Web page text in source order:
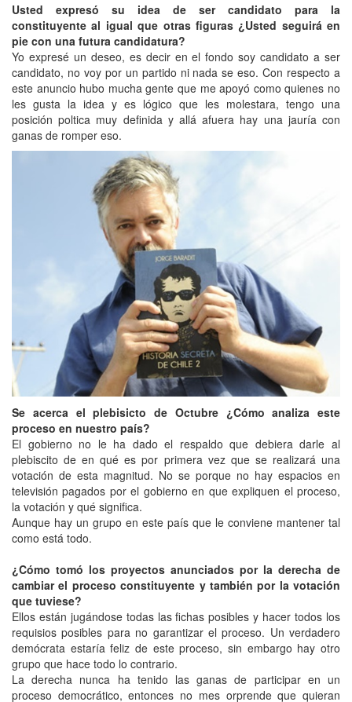
Usted expresó su idea de ser candidato para la
constituyente al igual que otras figuras ¿Usted seguirá en
pie con una futura candidatura?
Yo expresé un deseo, es decir en el fondo soy candidato a ser
candidato, no voy por un partido ni nada se eso. Con respecto a
este anuncio hubo mucha gente que me apoyó como quienes no
les gusta la idea y es lógico que les molestara, tengo una
posición poltica muy definida y allá afuera hay una jauría con
ganas de romper eso.
Se acerca el plebisicto de Octubre ¿Cómo analiza este
proceso en nuestro país?
El gobierno no le ha dado el respaldo que debiera darle al
plebiscito de en qué es por primera vez que se realizará una
votación de esta magnitud. No se porque no hay espacios en
televisión pagados por el gobierno en que expliquen el proceso,
la votación y qué significa.
Aunque hay un grupo en este país que le conviene mantener tal
como está todo.
¿Cómo tomó los proyectos anunciados por la derecha de
cambiar el proceso constituyente y también por la votación
que tuviese?
Ellos están jugándose todas las fichas posibles y hacer todos los
requisios posibles para no garantizar el proceso. Un verdadero
demócrata estaría feliz de este proceso, sin embargo hay otro
grupo que hace todo lo contrario.
La derecha nunca ha tenido las ganas de participar en un
proceso democrático, entonces no mes orprende que quieran